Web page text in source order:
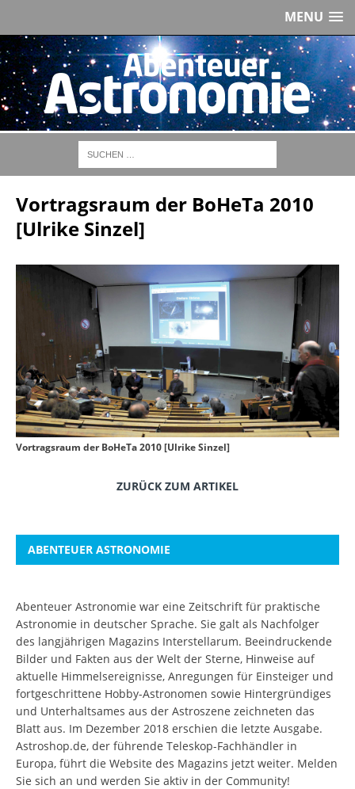
MENU
Vortragsraum der BoHeTa 2010
[Ulrike Sinzel]
Vortragsraum der BoHeTa 2010 [Ulrike Sinzel]
ZURÜCK ZUM ARTIKEL
ABENTEUER ASTRONOMIE
Abenteuer Astronomie war eine Zeitschrift für praktische
Astronomie in deutscher Sprache. Sie galt als Nachfolger
des langjährigen Magazins Interstellarum. Beeindruckende
Bilder und Fakten aus der Welt der Sterne, Hinweise auf
aktuelle Himmelsereignisse, Anregungen für Einsteiger und
fortgeschrittene Hobby-Astronomen sowie Hintergründiges
und Unterhaltsames aus der Astroszene zeichneten das
Blatt aus. Im Dezember 2018 erschien die letzte Ausgabe.
Astroshop.de, der führende Teleskop-Fachhändler in
Europa, führt die Website des Magazins jetzt weiter. Melden
Sie sich an und werden Sie aktiv in der Community!